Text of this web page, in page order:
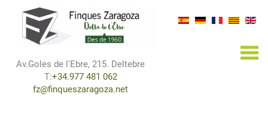
Av.Goles de l'Ebre, 215. Deltebre
T:+34.977 481 062
fz@finqueszaragoza.net
×